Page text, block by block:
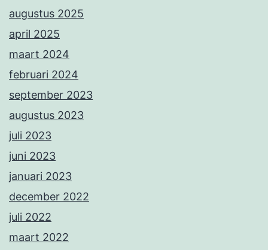
augustus 2025
april 2025
maart 2024
februari 2024
september 2023
augustus 2023
juli 2023
juni 2023
januari 2023
december 2022
juli 2022
maart 2022